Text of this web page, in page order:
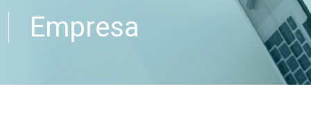
Empresa